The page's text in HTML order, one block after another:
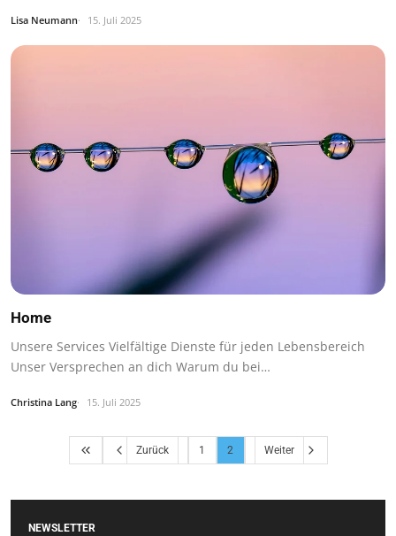
Lisa Neumann 15. Juli 2025
Home
Unsere Services Vielfältige Dienste für jeden Lebensbereich
Unser Versprechen an dich Warum du bei…
Christina Lang 15. Juli 2025
Zurück 1 2 Weiter
NEWSLETTER